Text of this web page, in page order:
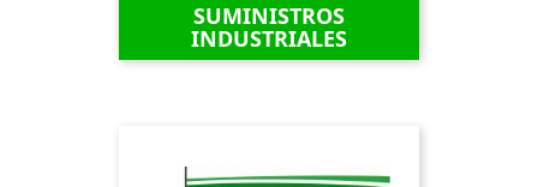
SUMINISTROS
INDUSTRIALES